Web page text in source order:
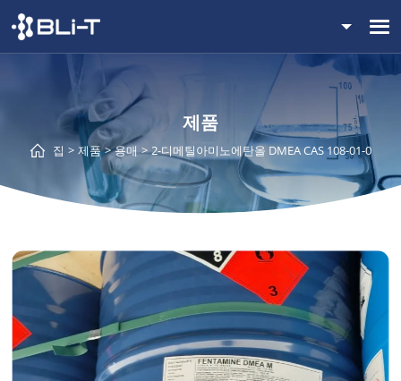
제품
집 제품 용매 2-디메틸아미노에탄올 DMEA CAS 108-01-0